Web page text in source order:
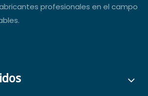
profesionales en el campo